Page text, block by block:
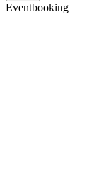
Eventbooking